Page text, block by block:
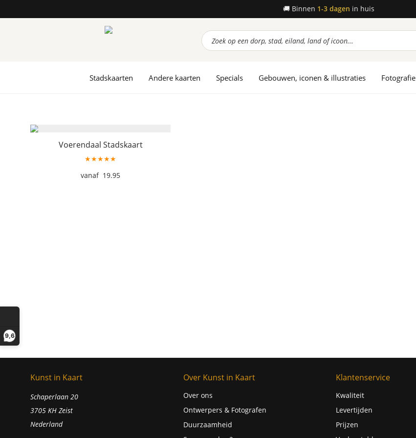
9,6
🚚 Binnen 1-3 dagen in huis
Producten
zoeken
Stadskaarten Andere kaarten Specials Gebouwen, iconen & illustraties Fotografie
Voerendaal Stadskaart
★★★★★
19.95
Kunst in Kaart
Schaperlaan 20
3705 KH Zeist
Nederland
Over Kunst in Kaart
Over ons
Ontwerpers & Fotografen
Duurzaamheid
Klantenservice
Kwaliteit
Levertijden
Prijzen